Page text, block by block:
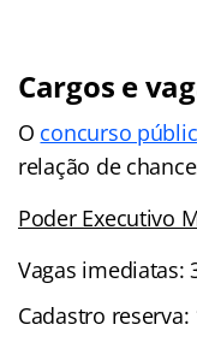
Cargos e
O concurso
relação de
Poder Executivo
Vagas imediatas:
Cadastro reserva: